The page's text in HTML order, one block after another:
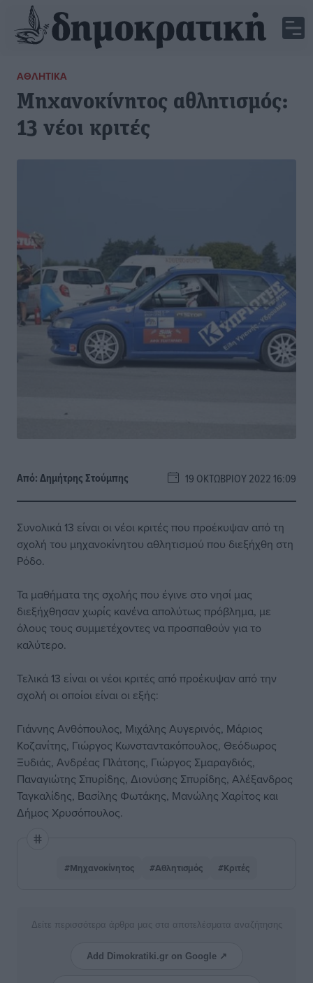
ΑΘΛΗΤΙΚΆ
Μηχανοκίνητος αθλητισμός:
13 νέοι κριτές
Από:Δημήτρης Στούμπης 19 ΟΚΤΩΒΡΊΟΥ 2022 16:09
Συνολικά 13 είναι οι νέοι κριτές που προέκυψαν από τη
σχολή του μηχανοκίνητου αθλητισμού που διεξήχθη στη
Ρόδο.
Τα μαθήματα της σχολής που έγινε στο νησί μας
διεξήχθησαν χωρίς κανένα απολύτως πρόβλημα, με
όλους τους συμμετέχοντες να προσπαθούν για το
καλύτερο.
Τελικά 13 είναι οι νέοι κριτές από προέκυψαν από την
σχολή οι οποίοι είναι οι εξής:
Γιάννης Ανθόπουλος, Μιχάλης Αυγερινός, Μάριος
Κοζανίτης, Γιώργος Κωνσταντακόπουλος, Θεόδωρος
Ξυδιάς, Ανδρέας Πλάτσης, Γιώργος Σμαραγδιός,
Παναγιώτης Σπυρίδης, Διονύσης Σπυρίδης, Αλέξανδρος
Ταγκαλίδης, Βασίλης Φωτάκης, Μανώλης Χαρίτος και
Δήμος Χρυσόπουλος.
#Μηχανοκίνητος #Αθλητισμός #Κριτές
Δείτε περισσότερα άρθρα μας στα αποτελέσματα αναζήτησης
Add Dimokratiki.gr on Google ↗